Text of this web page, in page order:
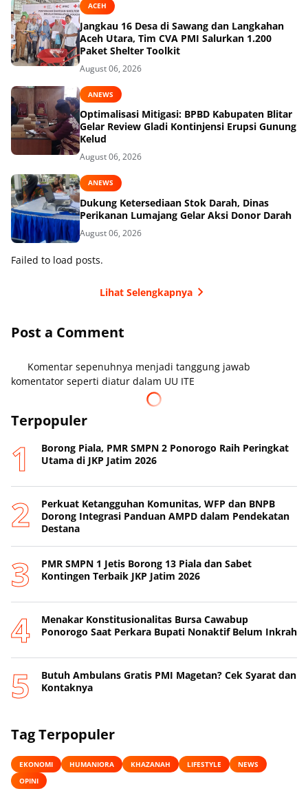
ACEH
Jangkau 16 Desa di Sawang dan Langkahan
Aceh Utara, Tim CVA PMI Salurkan 1.200
Paket Shelter Toolkit
August 06, 2026
ANEWS
Optimalisasi Mitigasi: BPBD Kabupaten Blitar
Gelar Review Gladi Kontinjensi Erupsi Gunung
Kelud
August 06, 2026
ANEWS
Dukung Ketersediaan Stok Darah, Dinas
Perikanan Lumajang Gelar Aksi Donor Darah
August 06, 2026
Failed to load posts.
Lihat Selengkapnya
Post a Comment
Komentar sepenuhnya menjadi tanggung jawab
komentator seperti diatur dalam UU ITE
Terpopuler
Borong Piala, PMR SMPN 2 Ponorogo Raih Peringkat
Utama di JKP Jatim 2026
Perkuat Ketangguhan Komunitas, WFP dan BNPB
Dorong Integrasi Panduan AMPD dalam Pendekatan
Destana
PMR SMPN 1 Jetis Borong 13 Piala dan Sabet
Kontingen Terbaik JKP Jatim 2026
Menakar Konstitusionalitas Bursa Cawabup
Ponorogo Saat Perkara Bupati Nonaktif Belum Inkrah
Butuh Ambulans Gratis PMI Magetan? Cek Syarat dan
Kontaknya
Tag Terpopuler
EKONOMI HUMANIORA KHAZANAH LIFESTYLE
NEWS
OPINI